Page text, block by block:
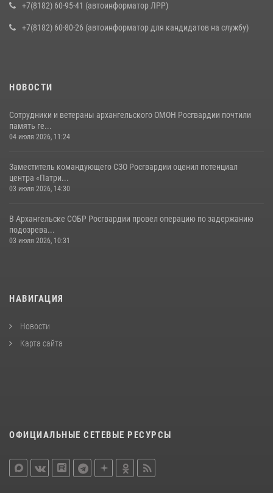
+7(8182) 60-95-41 (автоинформатор ЛРР)
+7(8182) 60-80-26 (автоинформатор для кандидатов на службу)
НОВОСТИ
Сотрудники и ветераны архангельского ОМОН Росгвардии почтили
память ге...
04 июля 2026, 11:24
Заместитель командующего СЗО Росгвардии оценил потенциал
центра «Патри...
03 июля 2026, 14:30
В Архангельске СОБР Росгвардии провел операцию по задержанию
подозрева...
03 июля 2026, 10:31
НАВИГАЦИЯ
Новости
Карта сайта
ОФИЦИАЛЬНЫЕ СЕТЕВЫЕ РЕСУРСЫ